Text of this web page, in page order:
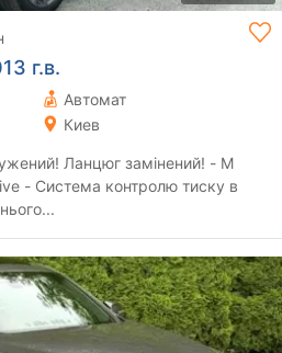
г.в.
Автомат
Киев
Ланцюг замінений! - М
- Система контролю тиску в